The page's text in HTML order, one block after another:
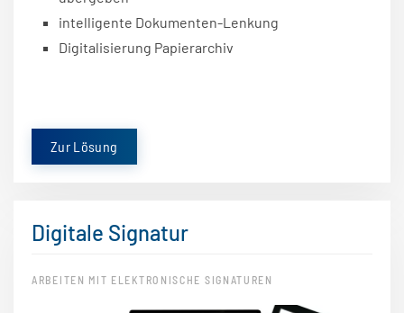
intelligente Dokumenten-Lenkung
Digitalisierung Papierarchiv
Zur Lösung
Digitale Signatur
ARBEITEN MIT ELEKTRONISCHE SIGNATUREN